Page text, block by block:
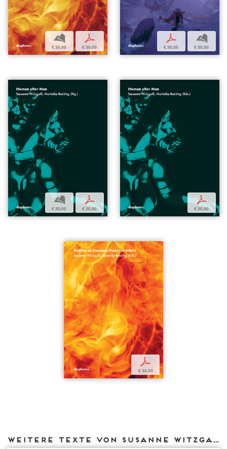
b
€ 30,00
p
€ 30,00
p
€ 30,00
b
€ 30,00
b
€ 30,00
p
€ 30,00
p
€ 30,00
p
€ 30,00
Weitere Texte von Susanne Witzgall bei DIAPHANES